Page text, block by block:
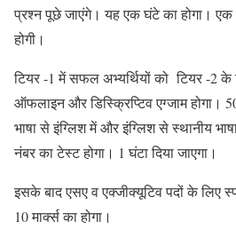
प्रश्न पूछे जाएंगे। यह एक घंटे का होगा। एक
होगी।
टियर -1 में सफल अभ्यर्थियों को टियर -2 के
ऑफलाइन और डिस्क्रिप्टिव एग्जाम होगा।
भाषा से इंग्लिश में और इंग्लिश से स्थानीय
नंबर का टेस्ट होगा। 1 घंटा दिया जाएगा।
इसके बाद एसए व एक्जीक्यूटिव पदों के लिए
10 मार्क्स का होगा।